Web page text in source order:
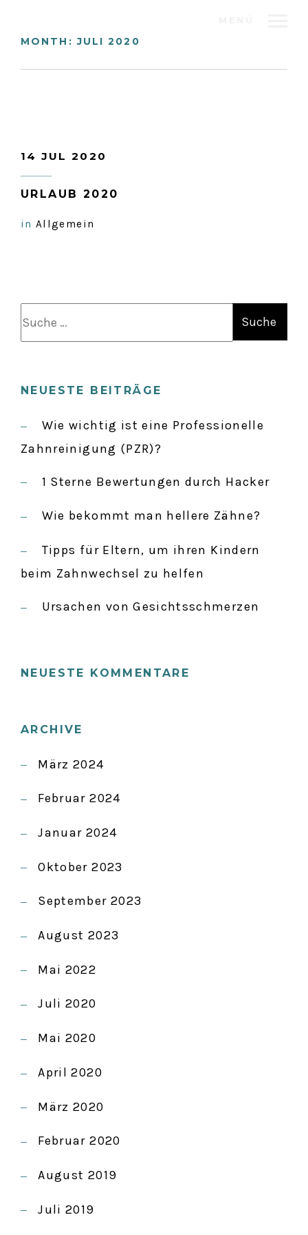
MONTH:JULI 2020
14 JUL 2020
URLAUB 2020
in Allgemein
n
a
NEUESTE BEITRÄGE
Wie wichtig ist eine Professionelle
Zahnreinigung (PZR)?
1 Sterne Bewertungen durch Hacker
Wie bekommt man hellere Zähne?
Tipps für Eltern, um ihren Kindern
beim Zahnwechsel zu helfen
Ursachen von Gesichtsschmerzen
NEUESTE KOMMENTARE
ARCHIVE
März 2024
Februar 2024
Januar 2024
Oktober 2023
September 2023
August 2023
Mai 2022
Juli 2020
Mai 2020
April 2020
März 2020
Februar 2020
August 2019
Juli 2019